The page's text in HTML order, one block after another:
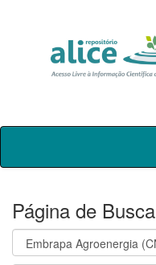
Skip
Página de Busca